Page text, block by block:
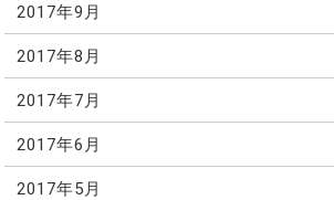
2017年9月
2017年8月
2017年7月
2017年6月
2017年5月